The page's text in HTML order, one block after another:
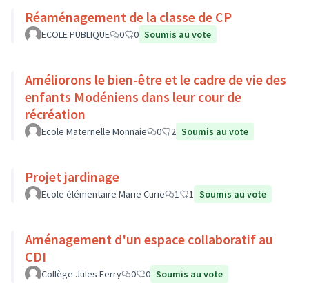
Réaménagement de la classe de CP
ECOLE PUBLIQUE 0 0 Soumis au vote
Améliorons le bien-être et le cadre de vie des
enfants Modéniens dans leur cour de
récréation
Ecole Maternelle Monnaie 0 2 Soumis au vote
Projet jardinage
Ecole élémentaire Marie Curie 1 1 Soumis au vote
Aménagement d'un espace collaboratif au
CDI
Collège Jules Ferry 0 0 Soumis au vote